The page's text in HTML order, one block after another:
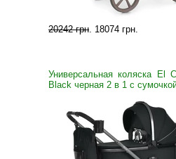
20242 грн. 18074 грн.
Универсальная коляска El
Black черная 2 в 1 с